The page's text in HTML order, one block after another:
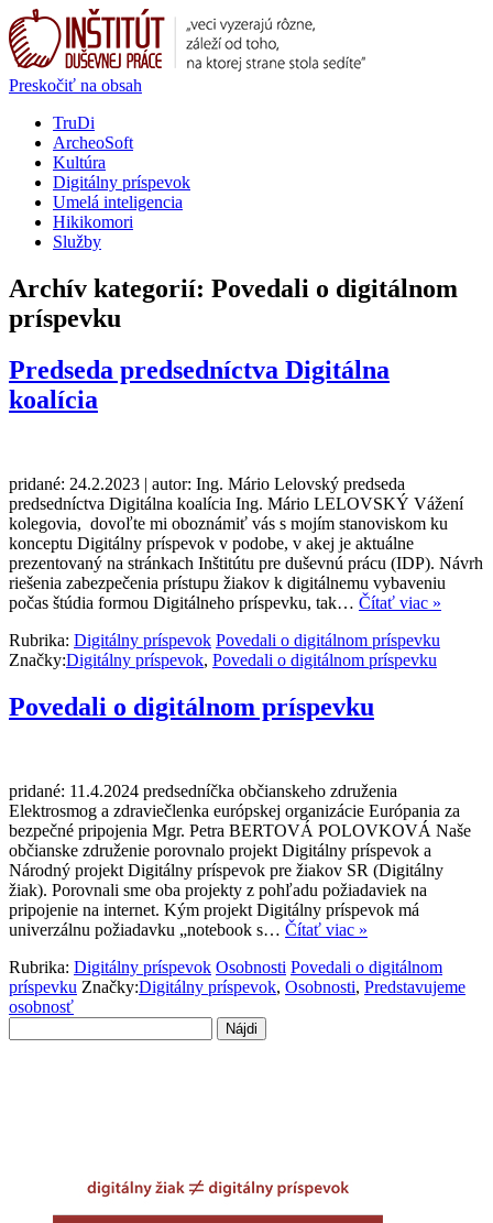
Preskočiť na obsah
TruDi
ArcheoSoft
Kultúra
Digitálny príspevok
Umelá inteligencia
Hikikomori
Služby
Archív kategorií: Povedali o digitálnom
príspevku
Predseda predsedníctva Digitálna
koalícia
pridané: 24.2.2023 | autor: Ing. Mário Lelovský predseda
predsedníctva Digitálna koalícia Ing. Mário LELOVSKÝ Vážení
kolegovia, dovoľte mi oboznámiť vás s mojím stanoviskom ku
konceptu Digitálny príspevok v podobe, v akej je aktuálne
prezentovaný na stránkach Inštitútu pre duševnú prácu (IDP). Návrh
riešenia zabezpečenia prístupu žiakov k digitálnemu vybaveniu
počas štúdia formou Digitálneho príspevku, tak… Čítať viac »
Rubrika: Digitálny príspevok Povedali o digitálnom príspevku
Značky:Digitálny príspevok, Povedali o digitálnom príspevku
Povedali o digitálnom príspevku
pridané: 11.4.2024 predsedníčka občianskeho združenia
Elektrosmog a zdraviečlenka európskej organizácie Európania za
bezpečné pripojenia Mgr. Petra BERTOVÁ POLOVKOVÁ Naše
občianske združenie porovnalo projekt Digitálny príspevok a
Národný projekt Digitálny príspevok pre žiakov SR (Digitálny
žiak). Porovnali sme oba projekty z pohľadu požiadaviek na
pripojenie na internet. Kým projekt Digitálny príspevok má
univerzálnu požiadavku „notebook s… Čítať viac »
Rubrika: Digitálny príspevok Osobnosti Povedali o digitálnom
príspevku Značky:Digitálny príspevok, Osobnosti, Predstavujeme
osobnosť